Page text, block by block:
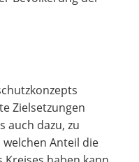
Zielsetzungen
auch dazu, zu
Anteil die